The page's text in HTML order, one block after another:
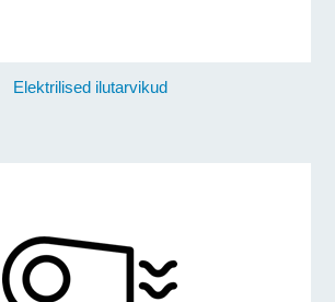
Elektrilised ilutarvikud